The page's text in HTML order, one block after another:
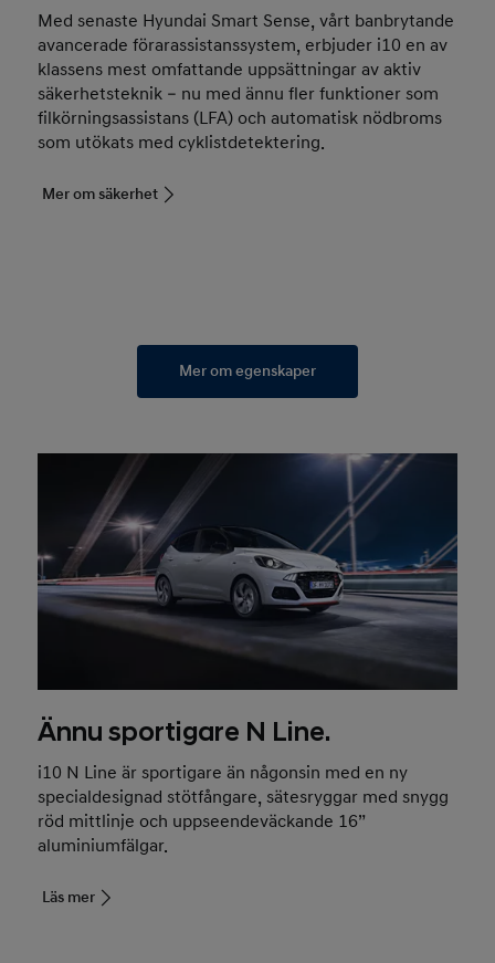
Med senaste Hyundai Smart Sense, vårt banbrytande
avancerade förarassistanssystem, erbjuder i10 en av
klassens mest omfattande uppsättningar av aktiv
säkerhetsteknik – nu med ännu fler funktioner som
filkörningsassistans (LFA) och automatisk nödbroms
som utökats med cyklistdetektering.
Mer om säkerhet
Mer om egenskaper
Ännu sportigare N Line.
i10 N Line är sportigare än någonsin med en ny
specialdesignad stötfångare, sätesryggar med snygg
röd mittlinje och uppseendeväckande 16”
aluminiumfälgar.
Läs mer